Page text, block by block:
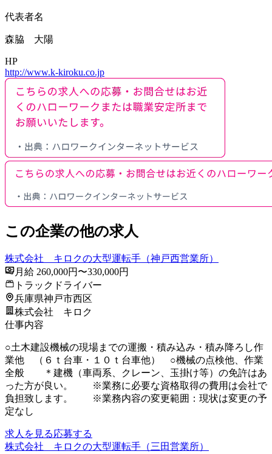
代表者名
森脇 大陽
HP
http://www.k-kiroku.co.jp
この企業の他の求人
株式会社 キロクの大型運転手（神戸西営業所）
月給 260,000円〜330,000円
トラックドライバー
兵庫県神戸市西区
株式会社 キロク
仕事内容
○土木建設機械の現場までの運搬・積み込み・積み降ろし作
業他 （６ｔ台車・１０ｔ台車他） ○機械の点検他、作業
全般 ＊建機（車両系、クレーン、玉掛け等）の免許はあ
った方が良い。 ※業務に必要な資格取得の費用は会社で
負担致します。 ※業務内容の変更範囲：現状は変更の予
定なし
求人を見る応募する
株式会社 キロクの大型運転手（三田営業所）